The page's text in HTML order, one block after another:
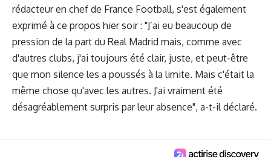
rédacteur en chef de France Football, s'est également
exprimé à ce propos hier soir : "J’ai eu beaucoup de
pression de la part du Real Madrid mais, comme avec
d'autres clubs, j'ai toujours été clair, juste, et peut-être
que mon silence les a poussés à la limite. Mais c'était la
même chose qu'avec les autres. J'ai vraiment été
désagréablement surpris par leur absence", a-t-il déclaré.